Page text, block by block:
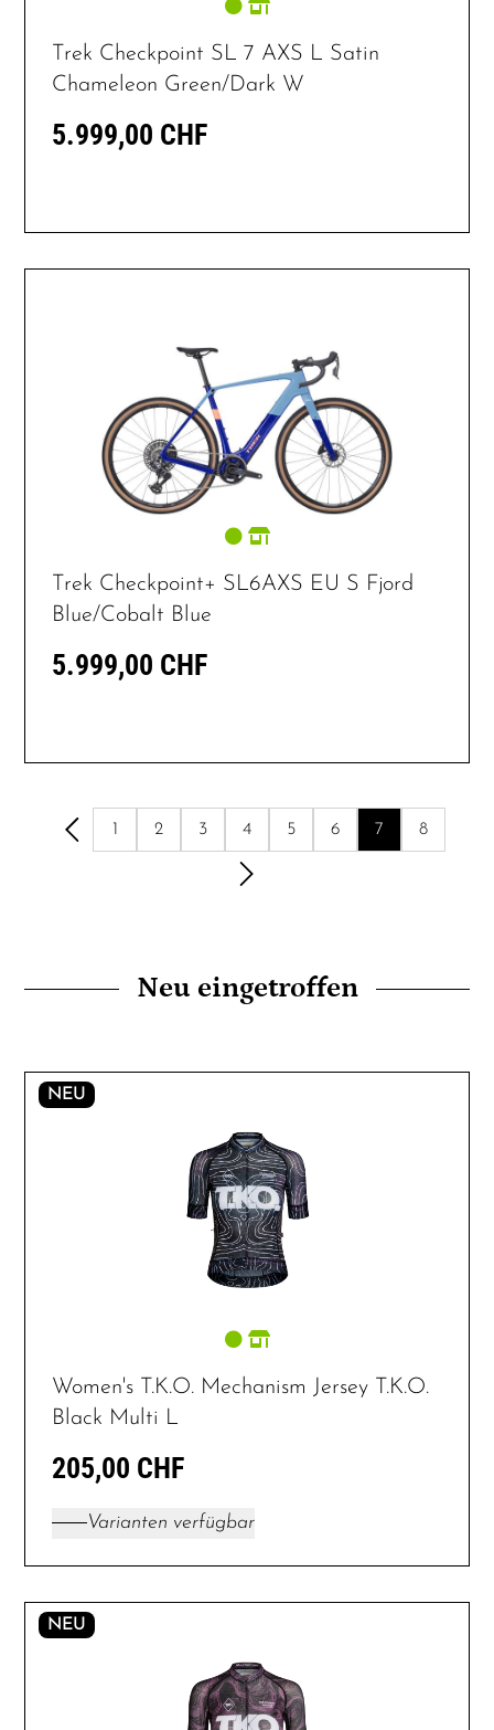
Trek Checkpoint SL 7 AXS L Satin
Chameleon Green/Dark W
5.999,00 CHF
Trek Checkpoint+ SL6AXS EU S Fjord
Blue/Cobalt Blue
5.999,00 CHF
1 2 3 4 5 6 7 8
Neu eingetroffen
NEU
Women's T.K.O. Mechanism Jersey T.K.O.
Black Multi L
205,00 CHF
Varianten verfügbar
NEU